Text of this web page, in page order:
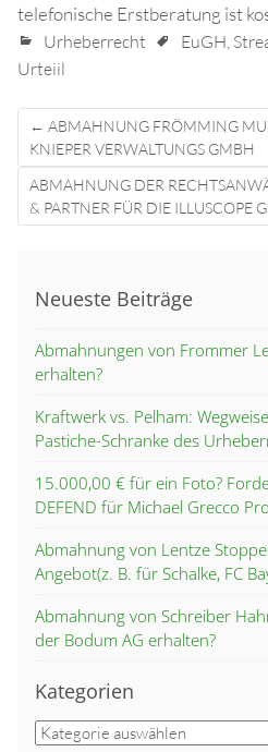
telefonische Erstberatung ist
Urheberrecht EuGH
Urteiil
Post
navigation
← ABMAHNUNG FRÖMMING
KNIEPER VERWALTUNGS GMBH
ABMAHNUNG DER
& PARTNER FÜR DIE ILLUSCOPE
Neueste Beiträge
Abmahnungen von Frommer
erhalten?
Kraftwerk vs. Pelham:
Pastiche-Schranke des
15.000,00 € für ein Foto?
DEFEND für Michael Grecco
Abmahnung von Lentze
Angebot(z. B. für Schalke, FC
Abmahnung von Schreiber
der Bodum AG erhalten?
Kategorien
Kategorien